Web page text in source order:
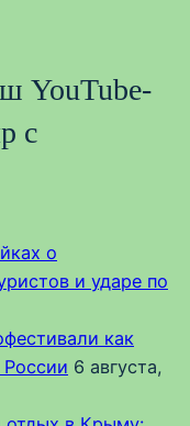
YouTube-
с
о
и ударе по
как
6 августа,